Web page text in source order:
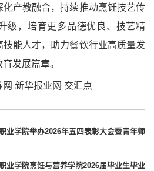
产教融合，持续推动烹饪技艺传
级，培育更多品德优良、技艺精
能人才，助力餐饮行业高质量发
发展篇章。
网 新华报业网 交汇点
业学院举办2026年五四表彰大会暨青年师
业学院烹饪与营养学院2026届毕业生毕业